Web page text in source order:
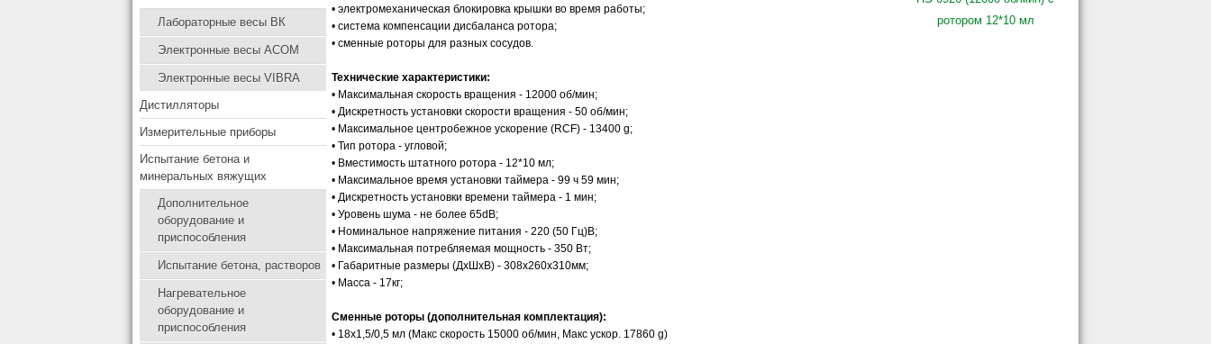
Лабораторные весы ВК
Электронные весы ACOM
Электронные весы VIBRA
Дистилляторы
Измерительные приборы
Испытание бетона и
минеральных вяжущих
Дополнительное
оборудование и
приспособления
Испытание бетона, растворов
Нагревательное
оборудование и
приспособления
• электромеханическая блокировка крышки во время работы;
• система компенсации дисбаланса ротора;
• сменные роторы для разных сосудов.
Технические характеристики:
• Максимальная скорость вращения - 12000 об/мин;
• Дискретность установки скорости вращения - 50 об/мин;
• Максимальное центробежное ускорение (RCF) - 13400 g;
• Тип ротора - угловой;
• Вместимость штатного ротора - 12*10 мл;
• Максимальное время установки таймера - 99 ч 59 мин;
• Дискретность установки времени таймера - 1 мин;
• Уровень шума - не более 65dВ;
• Номинальное напряжение питания - 220 (50 Гц)В;
• Максимальная потребляемая мощность - 350 Вт;
• Габаритные размеры (ДхШхВ) - 308х260х310мм;
• Масса - 17кг;
Сменные роторы (дополнительная комплектация):
• 18х1,5/0,5 мл (Макс скорость 15000 об/мин, Макс ускор. 17860 g)
ротором 12*10 мл